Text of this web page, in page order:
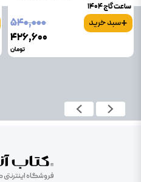
ساعت گاج 1404
+سبد خرید
۵۴۰٬۰۰۰
۴۲۶٬۶۰۰
تومان